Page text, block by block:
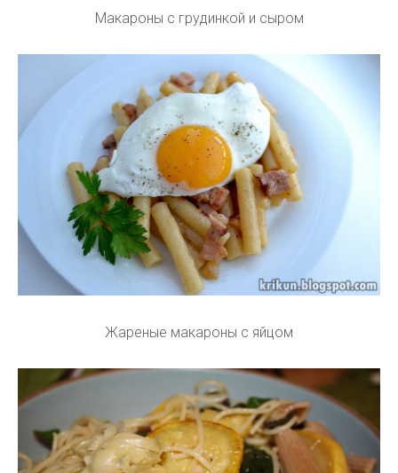
Макароны с грудинкой и сыром
Жареные макароны с яйцом